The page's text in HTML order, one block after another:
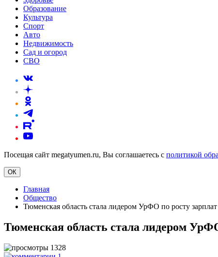
Образование
Культура
Спорт
Авто
Недвижимость
Сад и огород
СВО
Посещая сайт megatyumen.ru, Вы соглашаетесь с политикой
ОК
Главная
Общество
Тюменская область стала лидером УрФО по росту
Тюменская область стала лидером
1328